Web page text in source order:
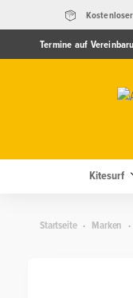
Termine auf
Kitesurf
StartseiteStartseite
· Marken ·